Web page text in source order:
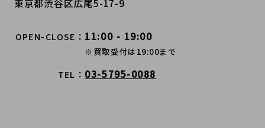
東京都渋谷区広尾5-17-9
OPEN-CLOSE 11:00 - 19:00
※買取受付は19:00まで
TEL 03-5795-0088